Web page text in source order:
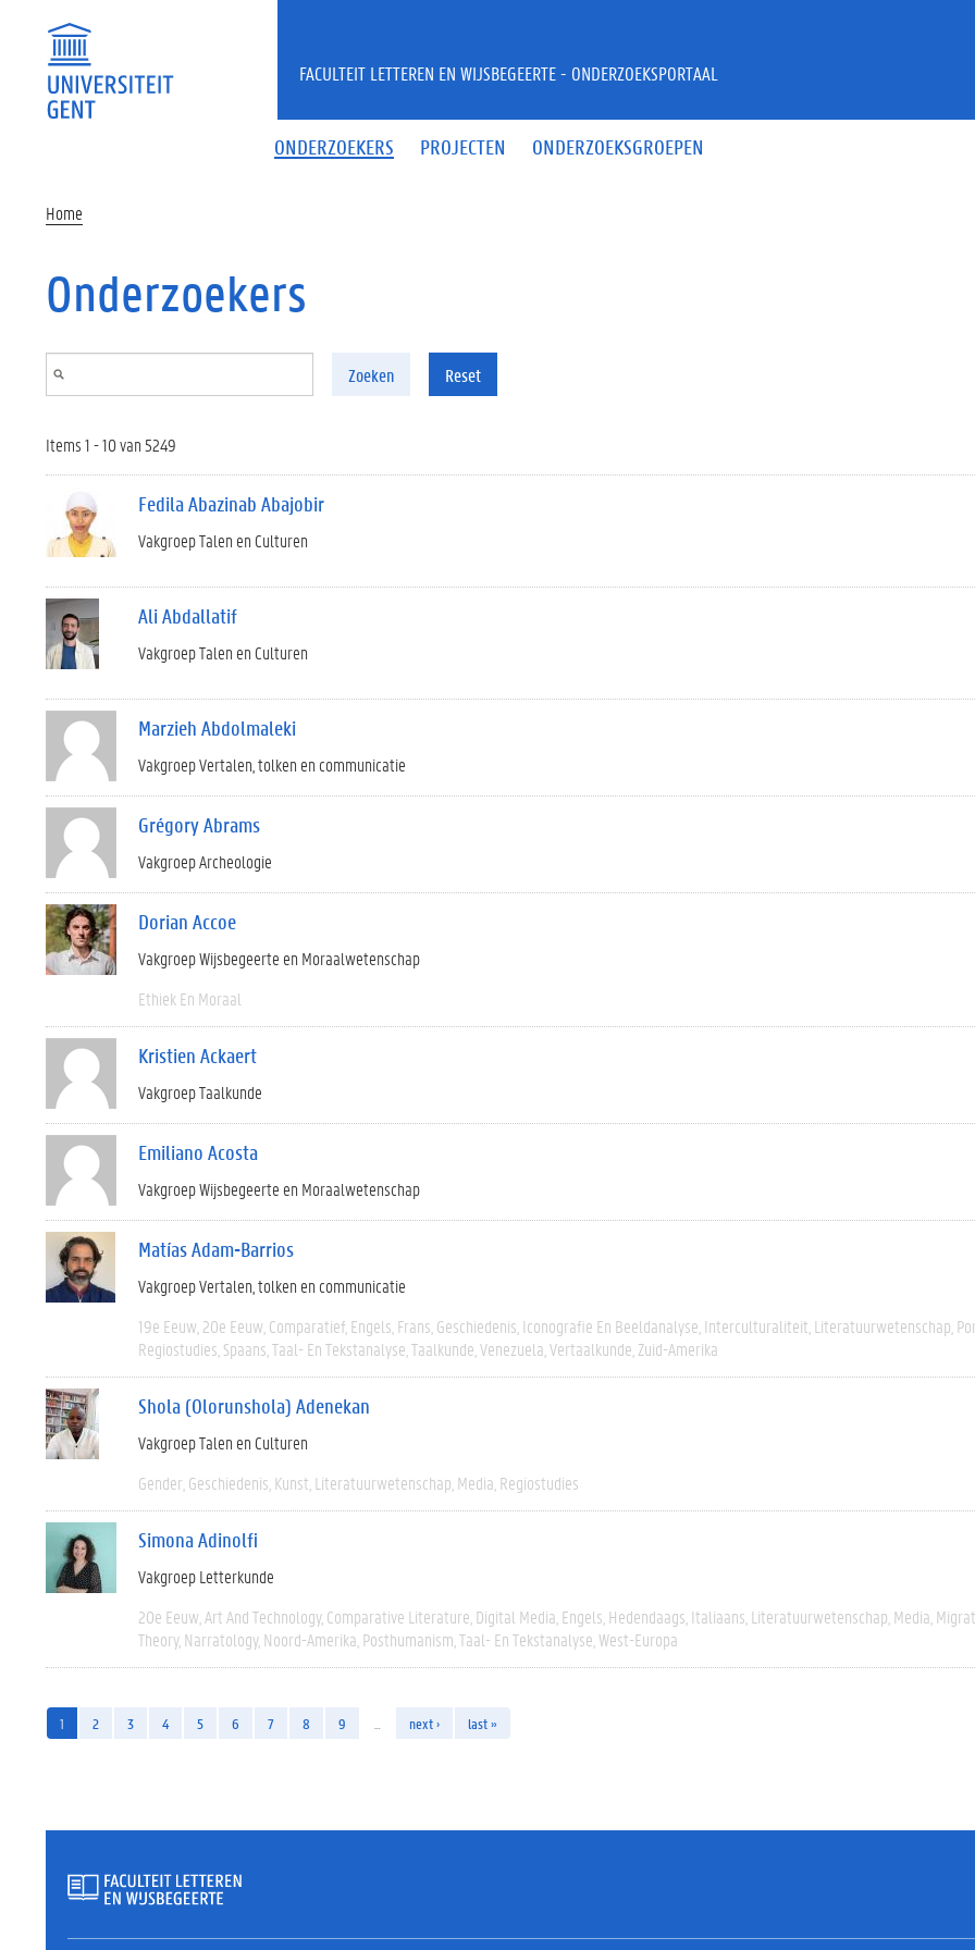
ONDERZOEKERS PROJECTEN ONDERZOEKSGROEPEN
FACULTEIT LETTEREN EN WIJSBEGEERTE - ONDERZOEKSPORTAAL
Home
Onderzoekers
Zoeken Reset
Items 1 - 10 van 5249
Fedila Abazinab Abajobir
Vakgroep Talen en Culturen
Ali Abdallatif
Vakgroep Talen en Culturen
Marzieh Abdolmaleki
Vakgroep Vertalen, tolken en communicatie
Grégory Abrams
Vakgroep Archeologie
Dorian Accoe
Vakgroep Wijsbegeerte en Moraalwetenschap
Ethiek En Moraal
Kristien Ackaert
Vakgroep Taalkunde
Emiliano Acosta
Vakgroep Wijsbegeerte en Moraalwetenschap
Matías Adam-Barrios
Vakgroep Vertalen, tolken en communicatie
19e Eeuw 20e Eeuw Comparatief Engels Frans Geschiedenis Iconografie En Beeldanalyse Interculturaliteit Literatuurwetenschap
Regiostudies Spaans Taal- En Tekstanalyse Taalkunde Venezuela Vertaalkunde Zuid-Amerika
Shola (Olorunshola) Adenekan
Vakgroep Talen en Culturen
Gender Geschiedenis Kunst Literatuurwetenschap Media Regiostudies
Simona Adinolfi
Vakgroep Letterkunde
20e Eeuw Art And Technology Comparative Literature Digital Media Engels Hedendaags Italiaans Literatuurwetenschap Media
Theory Narratology Noord-Amerika Posthumanism Taal- En Tekstanalyse West-Europa
1 2 3 4 5 6 7 8 9 next › last »